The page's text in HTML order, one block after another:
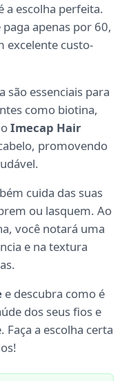
a escolha perfeita.
apenas por 60,
excelente custo-
essenciais para
como biotina,
Imecap Hair
promovendo
cuida das suas
ou lasquem. Ao
você notará uma
e na textura
e descubra como é
dos seus fios e
a escolha certa